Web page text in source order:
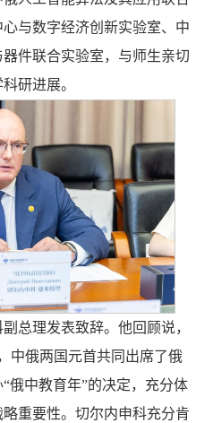
与数字经济创新实验室、中
件联合实验室，与师生亲切
研进展。
总理发表致辞。他回顾说，
中俄两国元首共同出席了俄
俄中教育年”的决定，充分体
重要性。切尔内申科充分肯